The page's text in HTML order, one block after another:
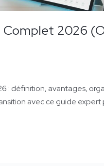
Complet 2026
: définition, avantages,
avec ce guide